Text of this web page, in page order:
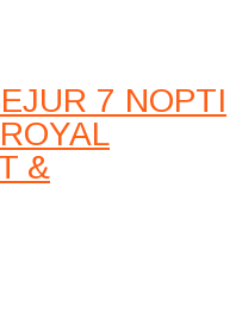
7 NOPTI
&